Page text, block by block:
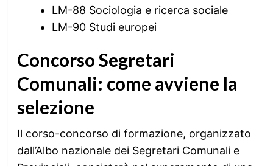
LM-88 Sociologia e ricerca sociale
LM-90 Studi europei
Concorso Segretari
Comunali: come avviene la
selezione
Il corso-concorso di formazione, organizzato
dall’Albo nazionale dei Segretari Comunali e